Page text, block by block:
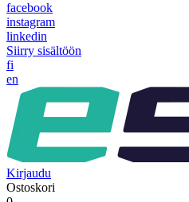
facebook
instagram
linkedin
Siirry sisältöön
fi
en
Kirjaudu
Ostoskori